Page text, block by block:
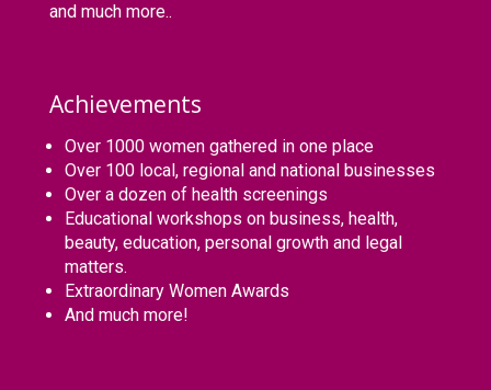
and much more..
Achievements
Over 1000 women gathered in one place
Over 100 local, regional and national businesses
Over a dozen of health screenings
Educational workshops on business, health,
beauty, education, personal growth and legal
matters.
Extraordinary Women Awards
And much more!